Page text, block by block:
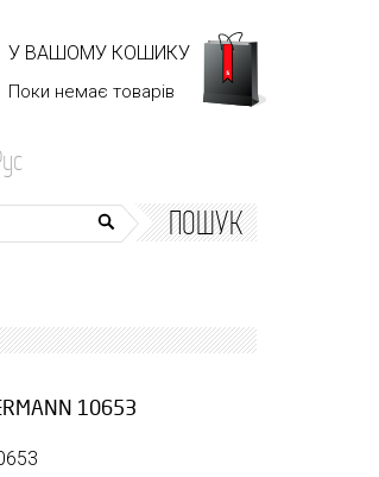
У ВАШОМУ КОШИКУ
Поки немає товарів
ПОШУК
10653